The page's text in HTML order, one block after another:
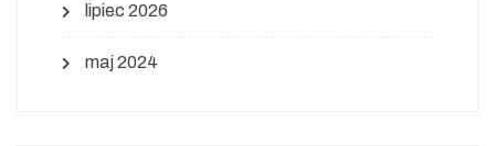
lipiec 2026
maj 2024